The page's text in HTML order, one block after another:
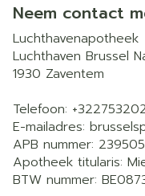
Neem contact
Luchthavenapotheek
Luchthaven Brussel
1930 Zaventem
Telefoon:
E-mailadres:
APB nummer: 239505
Apotheek titularis:
BTW nummer: